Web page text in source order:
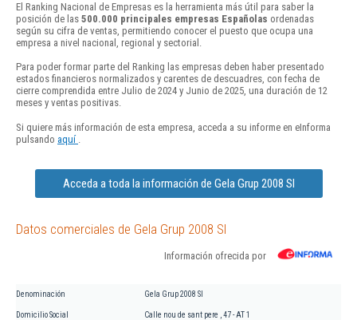
El Ranking Nacional de Empresas es la herramienta más útil para saber la
posición de las 500.000 principales empresas Españolas ordenadas
según su cifra de ventas, permitiendo conocer el puesto que ocupa una
empresa a nivel nacional, regional y sectorial.
Para poder formar parte del Ranking las empresas deben haber presentado
estados financieros normalizados y carentes de descuadres, con fecha de
cierre comprendida entre Julio de 2024 y Junio de 2025, una duración de 12
meses y ventas positivas.
Si quiere más información de esta empresa, acceda a su informe en eInforma
pulsando aquí
Acceda a toda la información de Gela Grup 2008 Sl
Datos comerciales de Gela Grup 2008 Sl
Información ofrecida por
Denominación Gela Grup 2008 Sl
Domicilio Social Calle nou de sant pere , 47 - AT 1